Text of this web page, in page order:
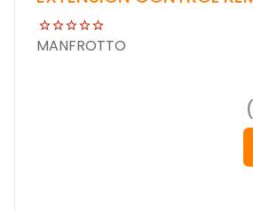
MANFROTTO